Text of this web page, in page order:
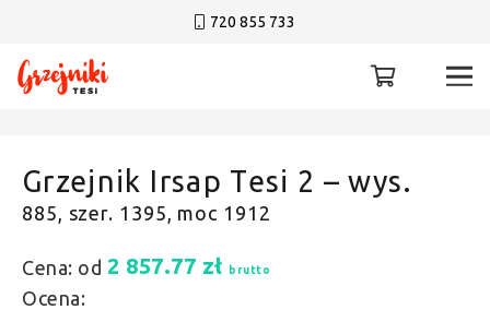
720 855 733
Grzejnik Irsap Tesi 2 – wys.
885, szer. 1395, moc 1912
Cena: od 2 857.77 zł brutto
Ocena: